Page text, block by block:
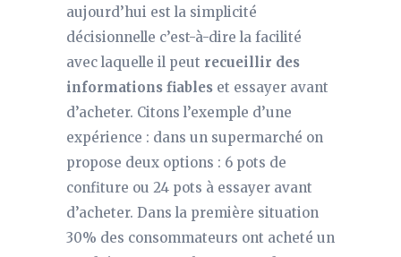
aujourd’hui est la simplicité
décisionnelle c’est-à-dire la facilité
avec laquelle il peut recueillir des
informations fiables et essayer avant
d’acheter. Citons l’exemple d’une
expérience : dans un supermarché on
propose deux options : 6 pots de
confiture ou 24 pots à essayer avant
d’acheter. Dans la première situation
30% des consommateurs ont acheté un